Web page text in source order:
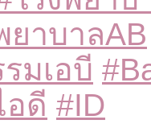
ยาบาลAB
มเอบี
อดี #ID